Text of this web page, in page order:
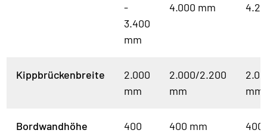
-
3.400
mm
4.000 mm
Kippbrückenbreite
2.000
mm
2.000/2.200
mm
mm
Bordwandhöhe
400
400 mm